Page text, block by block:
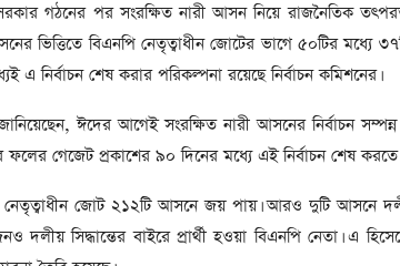
গঠনের পর সংরক্ষিত নারী আসন নিয়ে রাজনৈতিক
ভিত্তিতে বিএনপি নেতৃত্বাধীন জোটের ভাগে ৫০টির মধ্যে
নির্বাচন শেষ করার পরিকল্পনা রয়েছে নির্বাচন কমিশনের।
ঈদের আগেই সংরক্ষিত নারী আসনের নির্বাচন
ফলের গেজেট প্রকাশের ৯০ দিনের মধ্যে এই নির্বাচন শেষ করতে
নেতৃত্বাধীন জোট ২১২টি আসনে জয় পায়। আরও দুটি আসনে
দলীয় সিদ্ধান্তের বাইরে প্রার্থী হওয়া বিএনপি নেতা। এ
প্রধানমন্ত্রী হলেন
প্রতিমন্ত্রী